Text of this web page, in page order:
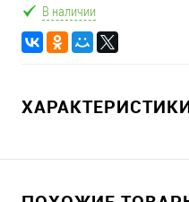
В наличии